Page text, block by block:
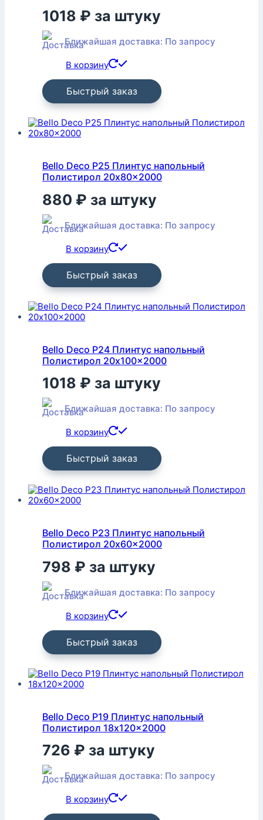
1018 ₽ за штуку
Ближайшая доставка: По запросу
В корзину
Быстрый заказ
Bello Deco P25 Плинтус напольный
Полистирол 20x80x2000
880 ₽ за штуку
Ближайшая доставка: По запросу
В корзину
Быстрый заказ
Bello Deco P24 Плинтус напольный
Полистирол 20x100x2000
1018 ₽ за штуку
Ближайшая доставка: По запросу
В корзину
Быстрый заказ
Bello Deco P23 Плинтус напольный
Полистирол 20x60x2000
798 ₽ за штуку
Ближайшая доставка: По запросу
В корзину
Быстрый заказ
Bello Deco P19 Плинтус напольный
Полистирол 18x120x2000
726 ₽ за штуку
Ближайшая доставка: По запросу
В корзину